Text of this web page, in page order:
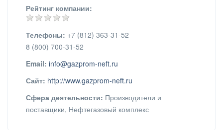
Рейтинг компании:
Телефоны: +7 (812) 363-31-52
8 (800) 700-31-52
Email: info@gazprom-neft.ru
Сайт: http://www.gazprom-neft.ru
Сфера деятельности: Производители и
поставщики, Нефтегазовый комплекс